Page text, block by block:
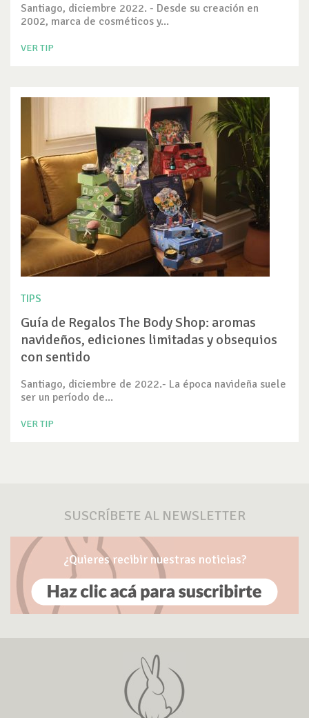
Santiago, diciembre 2022. - Desde su creación en
2002, marca de cosméticos y...
VER TIP
TIPS
Guía de Regalos The Body Shop: aromas
navideños, ediciones limitadas y obsequios
con sentido
Santiago, diciembre de 2022.- La época navideña suele
ser un período de...
VER TIP
SUSCRÍBETE AL NEWSLETTER
¿Quieres recibir nuestras noticias?